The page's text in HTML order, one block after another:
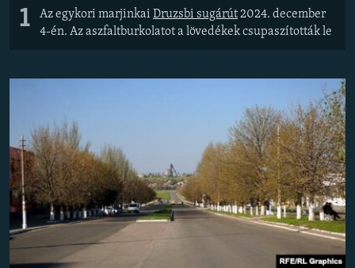
1 Az egykori marjinkai Druzsbi sugárút2024. december
4-én. Az aszfaltburkolatot a lövedékek csupaszították le